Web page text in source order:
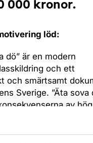
000 kronor.
löd:
dö” är en modern
och ett
och smärtsamt
Sverige. ”Äta sova
av hög